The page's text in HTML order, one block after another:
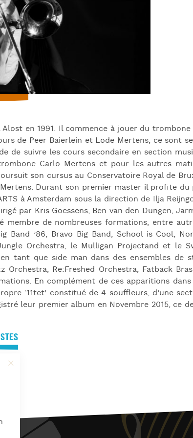
en 1991. Il commence à jouer du trombone
de Peer Baierlein et Lode Mertens, ce sont
de suivre les cours secondaire en section
Carlo Mertens et pour les autres
son cursus au Conservatoire Royal de
Durant son premier master il profite du
à Amsterdam sous la direction de Ilja
par Kris Goessens, Ben van den Dungen,
membre de nombreuses formations, entre
Band ’86, Bravo Big Band, School is Cool,
Orchestra, le Mulligan Projectand et le
tant que side man dans des ensembles de
Orchestra, Re:Freshed Orchestra, Fatback
En complément de ces apparitions
‘11tet’ constitué de 4 souffleurs, d’une
leur premier album en Novembre 2015, ce